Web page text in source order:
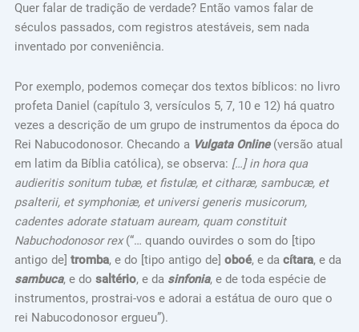
Quer falar de tradição de verdade? Então vamos falar de
séculos passados, com registros atestáveis, sem nada
inventado por conveniência.
Por exemplo, podemos começar dos textos bíblicos: no livro
profeta Daniel (capítulo 3, versículos 5, 7, 10 e 12) há quatro
vezes a descrição de um grupo de instrumentos da época do
Rei Nabucodonosor. Checando a Vulgata Online(versão atual
em latim da Bíblia católica), se observa: […] in hora qua
audieritis sonitum tubæ, et fistulæ, et citharæ, sambucæ, et
psalterii, et symphoniæ, et universi generis musicorum,
cadentes adorate statuam auream, quam constituit
Nabuchodonosor rex(“… quando ouvirdes o som do [tipo
antigo de] tromba, e do [tipo antigo de] oboé, e da cítara, e da
sambuca, e do saltério, e da sinfonia, e de toda espécie de
instrumentos, prostrai-vos e adorai a estátua de ouro que o
rei Nabucodonosor ergueu”).